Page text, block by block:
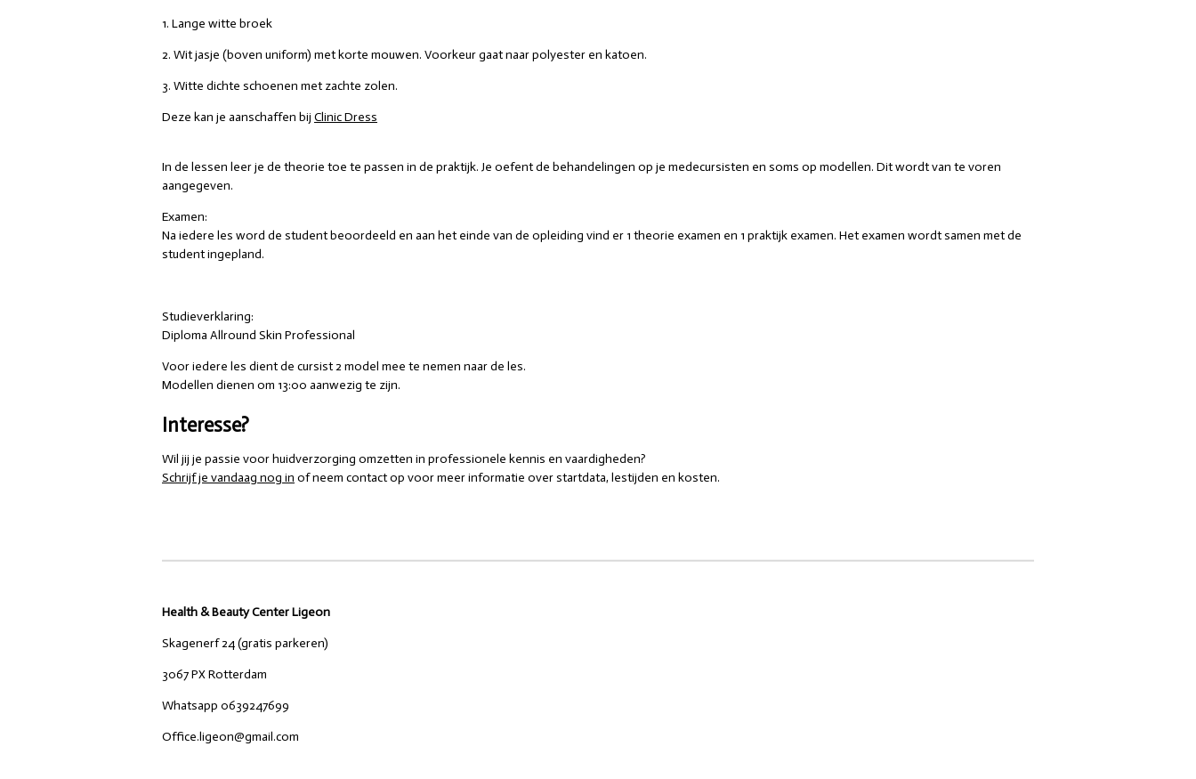
1. Lange witte broek
2. Wit jasje (boven uniform) met korte mouwen. Voorkeur gaat naar polyester en katoen.
3. Witte dichte schoenen met zachte zolen.
Deze kan je aanschaffen bij Clinic Dress
In de lessen leer je de theorie toe te passen in de praktijk. Je oefent de behandelingen op je medecursisten en soms op modellen. Dit wordt van te voren
aangegeven.
Examen:
Na iedere les word de student beoordeeld en aan het einde van de opleiding vind er 1 theorie examen en 1 praktijk examen. Het examen wordt samen met de
student ingepland.
Studieverklaring:
Diploma Allround Skin Professional
Voor iedere les dient de cursist 2 model mee te nemen naar de les.
Modellen dienen om 13:00 aanwezig te zijn.
Interesse?
Wil jij je passie voor huidverzorging omzetten in professionele kennis en vaardigheden?
Schrijf je vandaag nog in of neem contact op voor meer informatie over startdata, lestijden en kosten.
Health & Beauty Center Ligeon
Skagenerf 24 (gratis parkeren)
3067 PX Rotterdam
Whatsapp 0639247699
Office.ligeon@gmail.com